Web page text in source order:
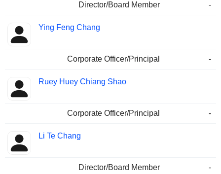
Director/Board Member -
Ying Feng Chang
Corporate Officer/Principal -
Ruey Huey Chiang Shao
Corporate Officer/Principal -
Li Te Chang
Director/Board Member -